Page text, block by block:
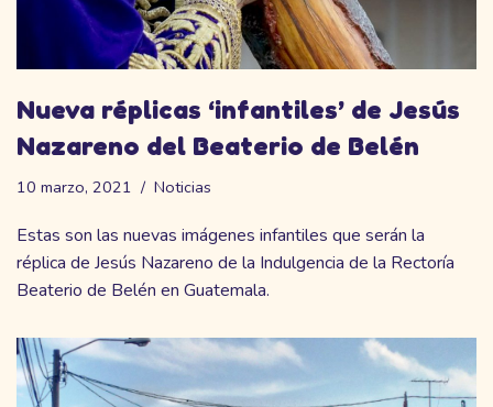
Nueva réplicas ‘infantiles’ de Jesús
Nazareno del Beaterio de Belén
10 marzo, 2021 Noticias
Estas son las nuevas imágenes infantiles que serán la
réplica de Jesús Nazareno de la Indulgencia de la Rectoría
Beaterio de Belén en Guatemala.